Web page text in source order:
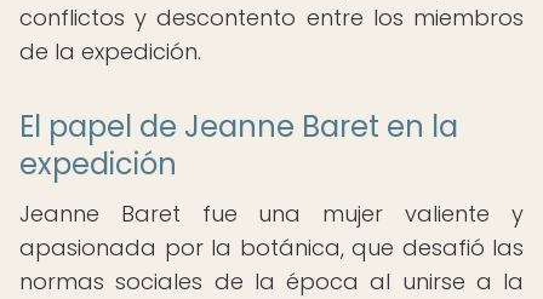
conflictos y descontento entre los miembros
de la expedición.
El papel de Jeanne Baret en la
expedición
Jeanne Baret fue una mujer valiente y
apasionada por la botánica, que desafió las
normas sociales de la época al unirse a la